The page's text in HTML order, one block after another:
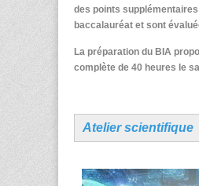
des points
baccalauréat et sont
La préparation du BIA
complète de 40 heures le
Atelier scientifique